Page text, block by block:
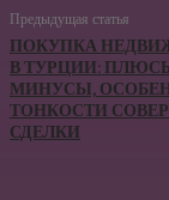
Предыдущая статья
ПОКУПКА
В ТУРЦИИ:
МИНУСЫ,
ТОНКОСТИ
СДЕЛКИ